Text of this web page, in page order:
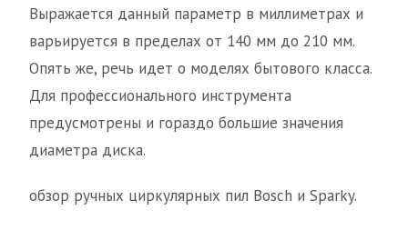
Выражается данный параметр в миллиметрах и
варьируется в пределах от 140 мм до 210 мм.
Опять же, речь идет о моделях бытового класса.
Для профессионального инструмента
предусмотрены и гораздо большие значения
диаметра диска.
обзор ручных циркулярных пил Bosch и Sparky.